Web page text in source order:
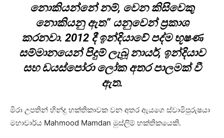
නොකියන්නේ නම්, වෙන කිසිවෙකු
නොකියනු ඇත” යනුවෙන් ප්‍රකාශ
කරනවා. 2012 දී ඉන්දියාවේ පද්ම භූෂණ
සම්මානයෙන් පිදුම් ලැබූ නායර්, ඉන්දියාව
සහ ඩයස්පෝරා ලෝක අතර පාලමක් වී
ඇත.
මිරා උපතින් හින්දු භක්තිකාවක වන අතර ඇයගෙ ස්වාමිපුරුෂයා
මහාචාර්ය Mahmood Mamdan මුස්ලිම් භක්තිකයෙකි.